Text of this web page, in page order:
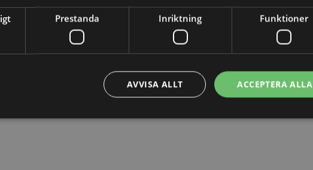
egen förmåga att förebygga risker.
Den omständighet att Arbetsmiljöverkets
är därför inte ursäktande. Bolaget har därför
Hovrätten ålägger därför bolaget en företagsbot
Prestanda Inriktning Funktioner
ACCEPTERA ALLA
AVVISA ALLT